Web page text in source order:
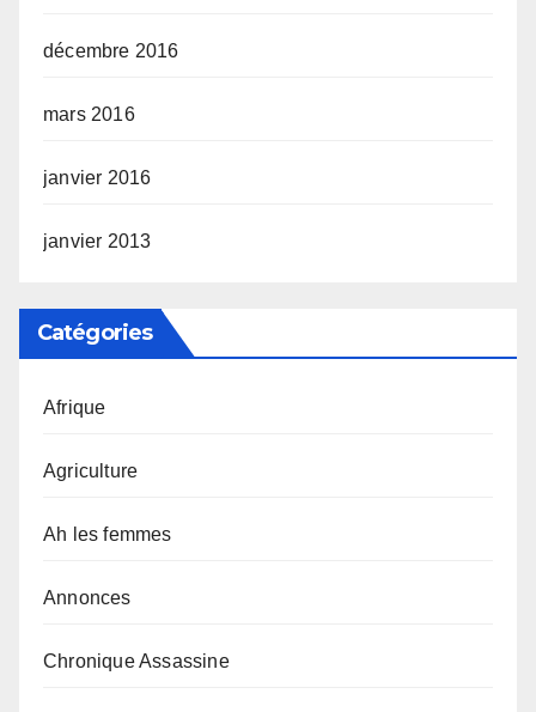
décembre 2016
mars 2016
janvier 2016
janvier 2013
Catégories
Afrique
Agriculture
Ah les femmes
Annonces
Chronique Assassine